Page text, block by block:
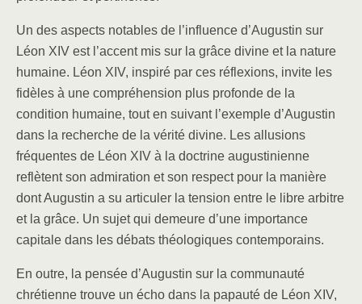
Un des aspects notables de l’influence d’Augustin sur
Léon XIV est l’accent mis sur la grâce divine et la nature
humaine. Léon XIV, inspiré par ces réflexions, invite les
fidèles à une compréhension plus profonde de la
condition humaine, tout en suivant l’exemple d’Augustin
dans la recherche de la vérité divine. Les allusions
fréquentes de Léon XIV à la doctrine augustinienne
reflètent son admiration et son respect pour la manière
dont Augustin a su articuler la tension entre le libre arbitre
et la grâce. Un sujet qui demeure d’une importance
capitale dans les débats théologiques contemporains.
En outre, la pensée d’Augustin sur la communauté
chrétienne trouve un écho dans la papauté de Léon XIV,